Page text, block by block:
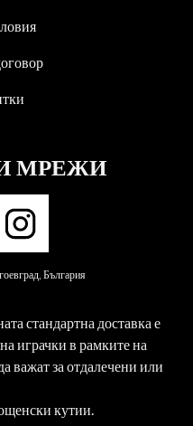
МРЕЖИ
България
стандартна доставка е
играчки в рамките на
важат за отдалечени или
кутии.